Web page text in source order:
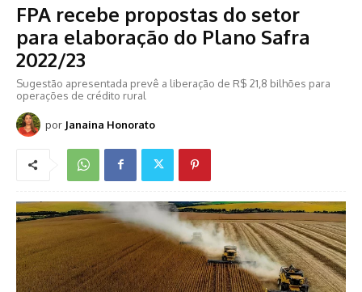
FPA recebe propostas do setor
para elaboração do Plano Safra
2022/23
Sugestão apresentada prevê a liberação de R$ 21,8 bilhões para
operações de crédito rural
por Janaina Honorato